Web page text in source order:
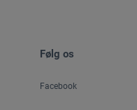
Følg os
Facebook